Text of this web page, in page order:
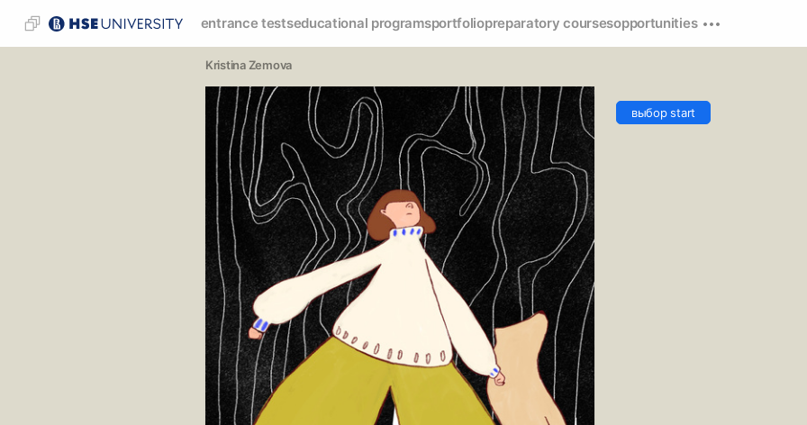
entrance testseducational programsportfoliopreparatory coursesopportunities
Kristina Zemova
выбор start